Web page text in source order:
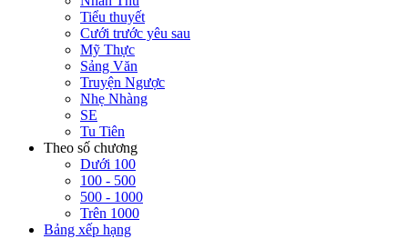
Tiểu thuyết
Cưới trước yêu sau
Mỹ Thực
Sảng Văn
Truyện Ngược
Nhẹ Nhàng
SE
Tu Tiên
Theo số chương
Dưới 100
100 - 500
500 - 1000
Trên 1000
Bảng xếp hạng